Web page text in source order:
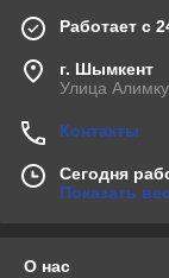
Работает с
г. Шымкент
Улица
Контакты
Сегодня
Показать
О нас